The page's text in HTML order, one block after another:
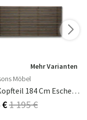
Mehr Varianten
Möbel
Zana Kopfteil 184 Cm Esche Braun Geölt
€1 195 €